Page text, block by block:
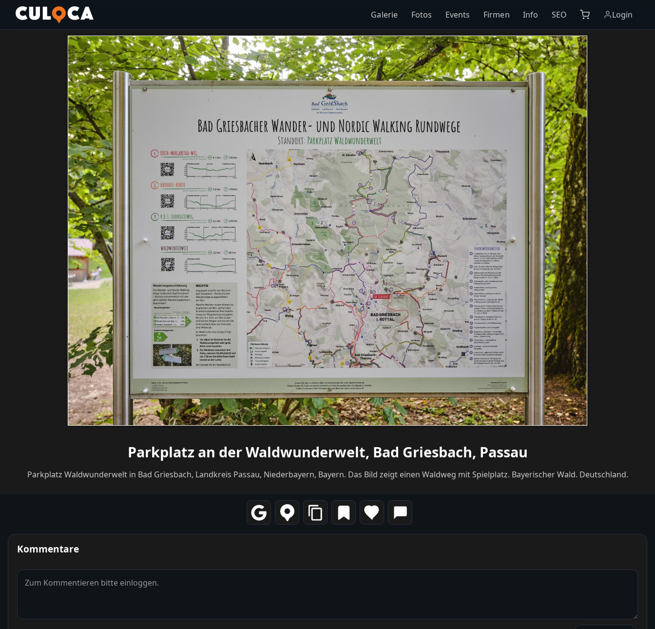
Galerie Fotos Events Firmen Info SEO Login
Parkplatz an der Waldwunderwelt, Bad Griesbach, Passau
Parkplatz Waldwunderwelt in Bad Griesbach, Landkreis Passau, Niederbayern, Bayern. Das Bild zeigt einen Waldweg mit Spielplatz. Bayerischer Wald. Deutschland.
Kommentare